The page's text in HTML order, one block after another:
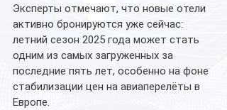
Эксперты отмечают, что новые отели
активно бронируются уже сейчас:
летний сезон 2025 года может стать
одним из самых загруженных за
последние пять лет, особенно на фоне
стабилизации цен на авиаперелёты в
Европе.